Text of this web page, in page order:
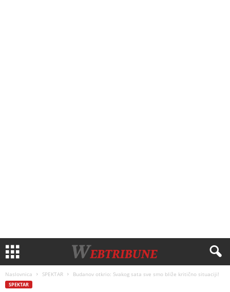
Naslovnica SPEKTAR Budanov otkrio: Svakog sata sve smo bliže kritično situaciji!
SPEKTAR